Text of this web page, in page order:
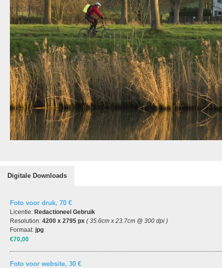
Digitale Downloads
Foto voor druk, 70 €
Licentie: Redactioneel Gebruik
Resolution: 4200 x 2795 px ( 35.6cm x 23.7cm @ 300 dpi )
Formaat: jpg
€70,00
Foto voor website, 30 €